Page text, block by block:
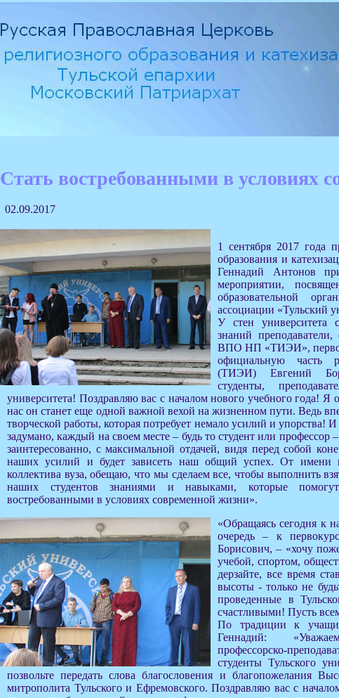
Стать востребованными в условиях
02.09.2017
1 сентября 2017 года
образования и
Геннадий Антонов
мероприятии,
образовательной
ассоциации «Тульский
У стен университета
знаний
ВПО НП «ТИЭИ»,
официальную часть
(ТИЭИ) Евгений
студенты,
университета! Поздравляю вас с началом нового учебного года! Я
нас он станет еще одной важной вехой на жизненном пути. Ведь
творческой работы, которая потребует немало усилий и упорства!
задумано, каждый на своем месте – будь то студент или профессор
заинтересованно, с максимальной отдачей, видя перед собой
наших усилий и будет зависеть наш общий успех. От имени
коллектива вуза, обещаю, что мы сделаем все, чтобы выполнить
наших студентов знаниями и навыками, которые
востребованными в условиях современной жизни».
«Обращаясь сегодня к
очередь – к
Борисович, – «хочу
учебой, спортом,
дерзайте, все время
высоты - только не
проведенные в
счастливыми! Пусть
По традиции к
Геннадий:
профессорско-
студенты Тульского
позвольте передать слова благословения и благопожелания
митрополита Тульского и Ефремовского. Поздравляю вас с